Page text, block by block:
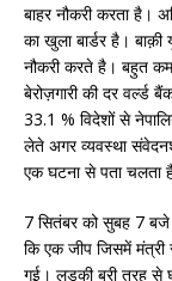
बाहर नौकरी करता है।
का खुला बार्डर है।
नौकरी करते है। बहुत
बेरोज़गारी की दर
33.1 % विदेशों से
लेते अगर व्यवस्था
एक घटना से पता चलता
7 सितंबर को सुबह 7 बजे
कि एक जीप जिसमें
गई। लड़की बुरी तरह से